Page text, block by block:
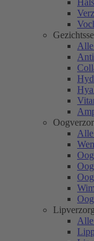
Alle
Alle
Alle